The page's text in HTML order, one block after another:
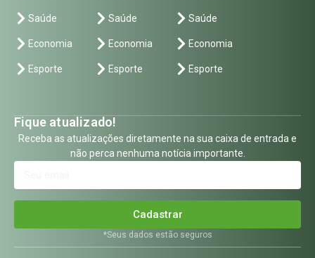
Saúde
Economia
Esporte
Saúde
Economia
Esporte
Saúde
Economia
Esporte
Fique atualizado!
Receba as atualizações diretamente na sua caixa de entrada e
não perca nenhuma notícia importante.
Cadastrar
*Seus dados estão seguros